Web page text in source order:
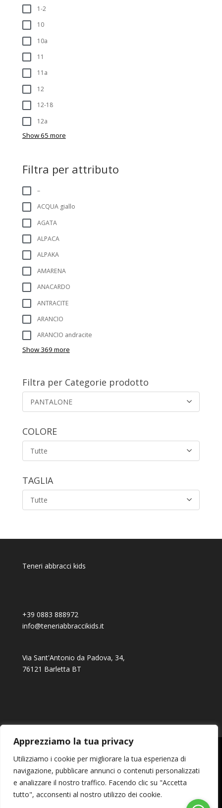
Apprezziamo la tua privacy
Utilizziamo i cookie per migliorare la tua esperienza di
navigazione, pubblicare annunci o contenuti personalizzati
e analizzare il nostro traffico. Facendo clic su "Accetta
tutto", acconsenti al nostro utilizzo dei cookie.
1-2
10
10a
11
11a
12
12-18
12a
Show 65 more
Filtra per attributo
–
ACQUA giallo
AGATA
ALPACA
ALPAKA
AMARENA
ANACARDO
ANTRACITE
ARANCIO
ARANCIO andracite
Show 369 more
Filtra per Categorie prodotto
PANTALONE
COLORE
Tutte
TAGLIA
Tutte
Teneri abbracci kids
+39 0883 888972
info@teneriabbraccikids.it
Via Sant'Antonio da Padova, 34,
76121 Barletta BT
Dettagli account
Password dimenticata
Resi
Pagamento e spedizioni
Termini e condizioni
Cookie Policy